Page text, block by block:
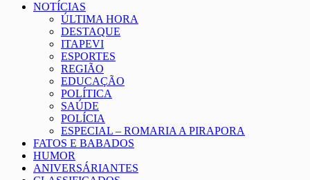
NOTÍCIAS
ÚLTIMA HORA
DESTAQUE
ITAPEVI
ESPORTES
REGIÃO
EDUCAÇÃO
POLÍTICA
SAÚDE
POLÍCIA
ESPECIAL – ROMARIA A PIRAPORA
FATOS E BABADOS
HUMOR
ANIVERSÁRIANTES